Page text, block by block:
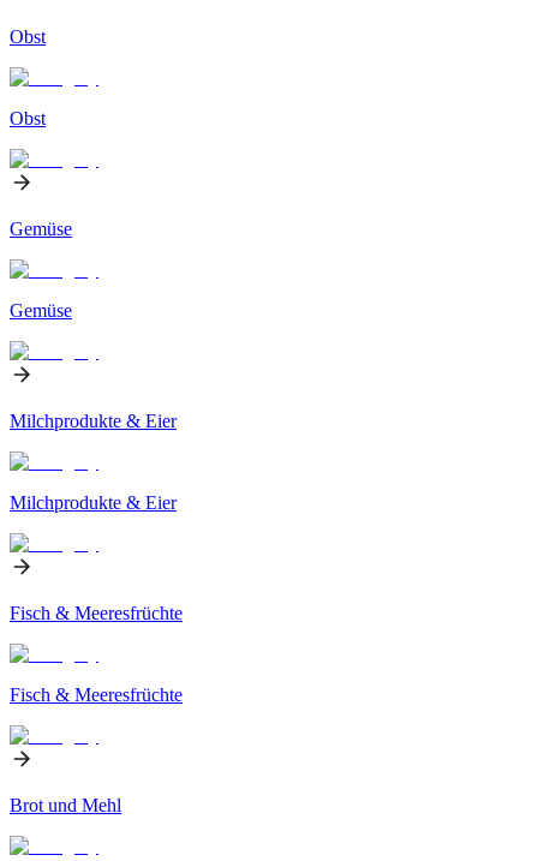
Obst
Obst
Gemüse
Gemüse
Milchprodukte & Eier
Milchprodukte & Eier
Fisch & Meeresfrüchte
Fisch & Meeresfrüchte
Brot und Mehl